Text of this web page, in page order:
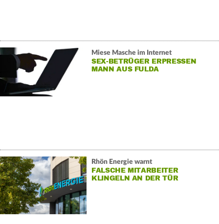
Miese Masche im Internet
SEX-BETRÜGER ERPRESSEN
MANN AUS FULDA
Rhön Energie warnt
FALSCHE MITARBEITER
KLINGELN AN DER TÜR